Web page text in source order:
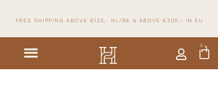
FREE SHIPPING ABOVE €125,- NL/BE & ABOVE €300,- IN EU
0